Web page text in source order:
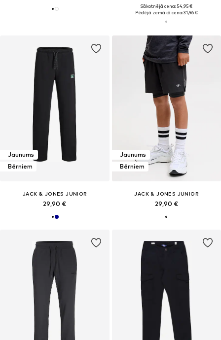
Sākotnējā cena: 54,95 €
Pēdējā zemākā cena:31,96 €
Jaunums
Bērniem
JACK & JONES JUNIOR
29,90 €
Jaunums
Bērniem
JACK & JONES JUNIOR
29,90 €